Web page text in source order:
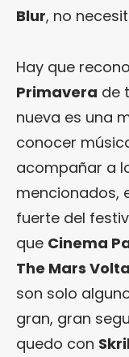
Blur, no
Hay que
Primavera de
nueva es una
conocer
acompañar a
mencionados,
fuerte del
que Cinema
The Mars Volta
son solo
gran, gran
quedo con